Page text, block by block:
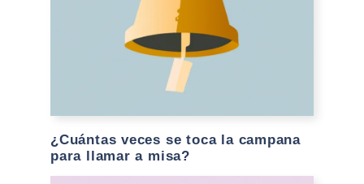
¿Cuántas veces se toca la campana
para llamar a misa?